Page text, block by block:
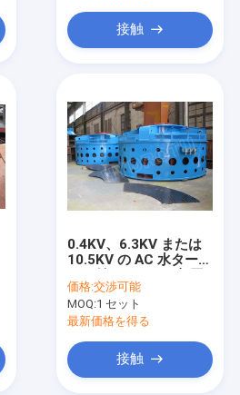
ービン
ビン
タービン
接触
0.4KV、6.3KV または
10.5KV の AC 水タービ
期発電機の刺激システ
ム
価格:交渉可能
MOQ:1 セット
最新価格を得る
接触